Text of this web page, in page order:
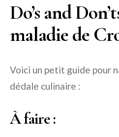
Do’s and
maladie de
Voici un petit guide pour
dédale culinaire :
À faire :